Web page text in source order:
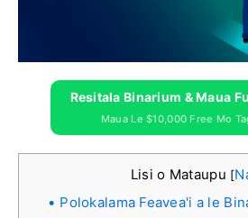
Resitala Binarium & Maua
Maua Le $10,000 Free Mo
Lisi o Mataupu [
Polokalama Feavea'i a le